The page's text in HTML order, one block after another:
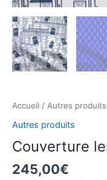
Accueil / Autres produits
Autres produits
Couverture
245,00€